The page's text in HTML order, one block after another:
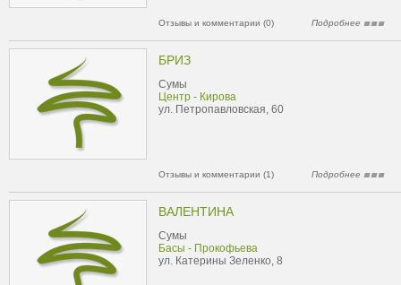
Отзывы и комментарии (0) Подробнее
БРИЗ
Сумы
Центр - Кирова
ул. Петропавловская, 60
Отзывы и комментарии (1) Подробнее
ВАЛЕНТИНА
Сумы
Басы - Прокофьева
ул. Катерины Зеленко, 8